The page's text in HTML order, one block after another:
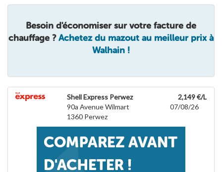
Besoin d'économiser sur votre facture de
chauffage ?Achetez du mazout au meilleur prix à
Walhain !
Shell Express Perwez
90a Avenue Wilmart
1360 Perwez
2,149 €/L
07/08/26